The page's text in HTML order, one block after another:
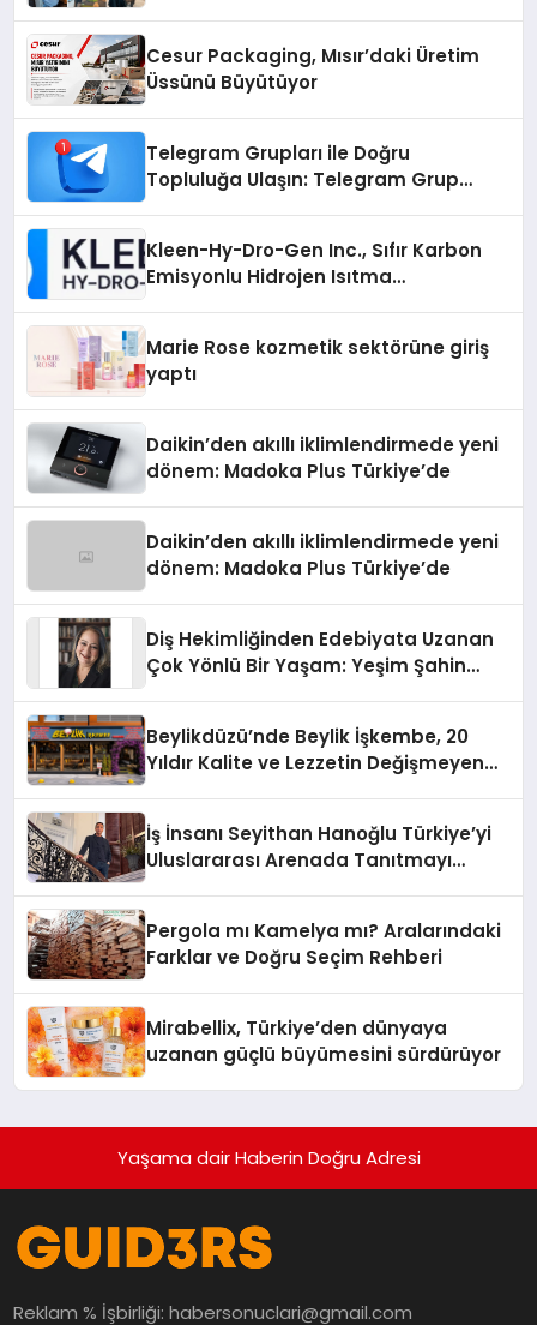
Cesur Packaging, Mısır’daki Üretim
Üssünü Büyütüyor
Telegram Grupları ile Doğru
Topluluğa Ulaşın: Telegram Grup
Kleen-Hy-Dro-Gen Inc., Sıfır Karbon
Emisyonlu Hidrojen Isıtma
Marie Rose kozmetik sektörüne giriş
yaptı
Daikin’den akıllı iklimlendirmede yeni
dönem: Madoka Plus Türkiye’de
Daikin’den akıllı iklimlendirmede yeni
dönem: Madoka Plus Türkiye’de
Diş Hekimliğinden Edebiyata Uzanan
Çok Yönlü Bir Yaşam: Yeşim Şahin
Beylikdüzü’nde Beylik İşkembe, 20
Yıldır Kalite ve Lezzetin Değişmeyen
İş İnsanı Seyithan Hanoğlu Türkiye’yi
Uluslararası Arenada Tanıtmayı
Pergola mı Kamelya mı? Aralarındaki
Farklar ve Doğru Seçim Rehberi
Mirabellix, Türkiye’den dünyaya
uzanan güçlü büyümesini sürdürüyor
Yaşama dair Haberin Doğru Adresi
Reklam % İşbirliği:habersonuclari@gmail.com